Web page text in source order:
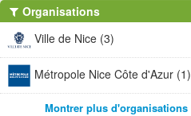
Organisations
Ville de Nice (3)
Métropole Nice Côte d'Azur (1)
Montrer plus d'organisations